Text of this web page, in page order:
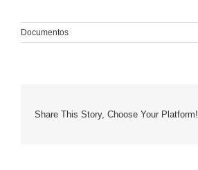
Documentos
Share This Story, Choose Your Platform!